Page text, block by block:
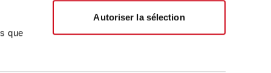
que
Autoriser la sélection